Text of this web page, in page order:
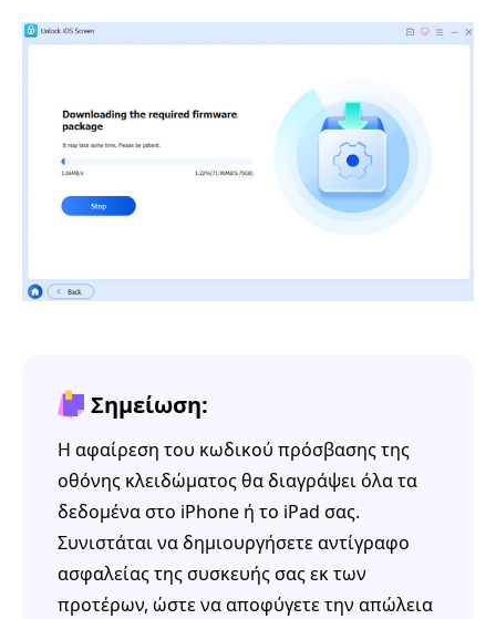
Σημείωση:
Η αφαίρεση του κωδικού πρόσβασης της
οθόνης κλειδώματος θα διαγράψει όλα τα
δεδομένα στο iPhone ή το iPad σας.
Συνιστάται να δημιουργήσετε αντίγραφο
ασφαλείας της συσκευής σας εκ των
προτέρων, ώστε να αποφύγετε την απώλεια